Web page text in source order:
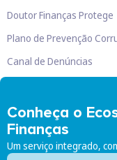
Conheça o
Finanças
Um serviço integrado,
Doutor Finanças Protege
Plano de Prevenção
Canal de Denúncias
Doutor Finanças, Lda